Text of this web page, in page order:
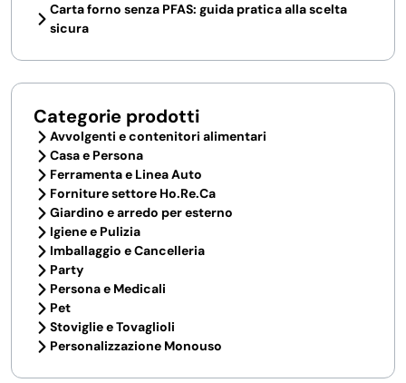
Carta forno senza PFAS: guida pratica alla scelta
sicura
Categorie prodotti
Avvolgenti e contenitori alimentari
Casa e Persona
Ferramenta e Linea Auto
Forniture settore Ho.Re.Ca
Giardino e arredo per esterno
Igiene e Pulizia
Imballaggio e Cancelleria
Party
Persona e Medicali
Pet
Stoviglie e Tovaglioli
Personalizzazione Monouso